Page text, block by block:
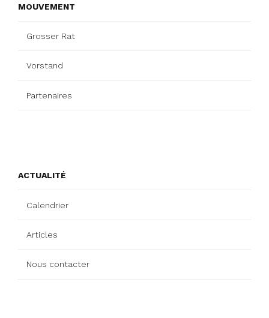
MOUVEMENT
Grosser Rat
Vorstand
Partenaires
ACTUALITÉ
Calendrier
Articles
Nous contacter